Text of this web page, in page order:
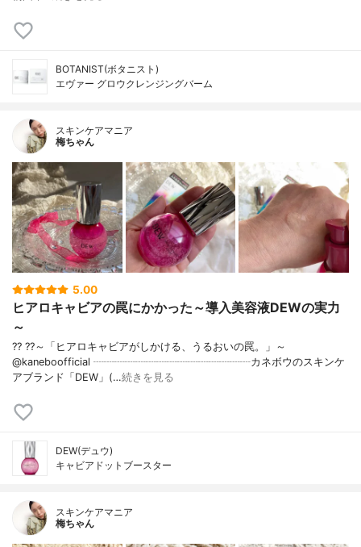
BOTANIST(ボタニスト)
エヴァー グロウクレンジングバーム
スキンケアマニア
梅ちゃん
5.00
ヒアロキャビアの罠にかかった～導入美容液DEWの実力
～
?? ??～「ヒアロキャビアがしかける、うるおいの罠。」～
@kaneboofficial ┈┈┈┈┈┈┈┈┈┈┈┈┈┈┈カネボウのスキンケ
アブランド「DEW」(…続きを見る
DEW(デュウ)
キャビアドットブースター
スキンケアマニア
梅ちゃん